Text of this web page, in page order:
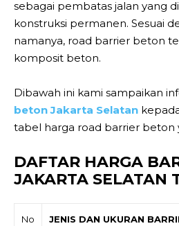
sebagai pembatas jalan yang
konstruksi permanen. Sesuai
namanya, road barrier beton
komposit beton.
Dibawah ini kami sampaikan
beton Jakarta Selatan
tabel harga road barrier beton
DAFTAR HARGA
JAKARTA SELATAN
No JENIS DAN UKURAN